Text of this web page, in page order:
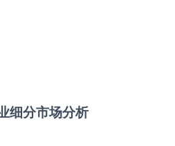
细分市场分析